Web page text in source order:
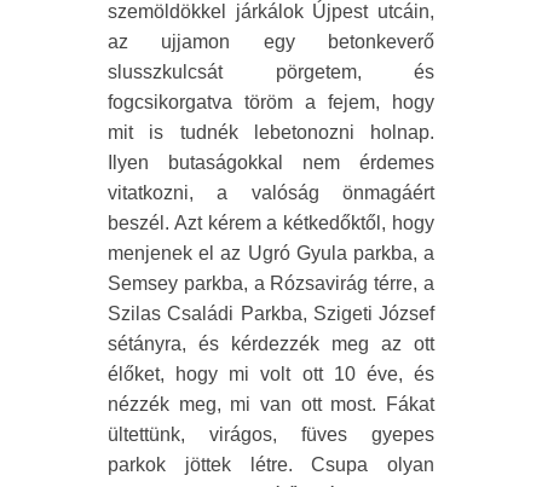
szemöldökkel járkálok Újpest utcáin,
az ujjamon egy betonkeverő
slusszkulcsát pörgetem, és
fogcsikorgatva töröm a fejem, hogy
mit is tudnék lebetonozni holnap.
Ilyen butaságokkal nem érdemes
vitatkozni, a valóság önmagáért
beszél. Azt kérem a kétkedőktől, hogy
menjenek el az Ugró Gyula parkba, a
Semsey parkba, a Rózsavirág térre, a
Szilas Családi Parkba, Szigeti József
sétányra, és kérdezzék meg az ott
élőket, hogy mi volt ott 10 éve, és
nézzék meg, mi van ott most. Fákat
ültettünk, virágos, füves gyepes
parkok jöttek létre. Csupa olyan